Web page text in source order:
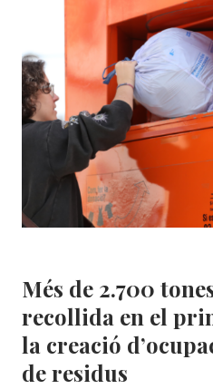
DE
LA
PRIMERA
MEITAT
DE
L’ANY!
Més de 2.700
recollida en el
la creació
de residus